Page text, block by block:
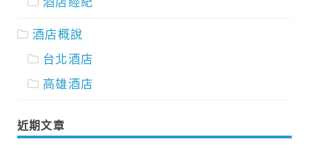
酒店概說
台北酒店
高雄酒店
近期文章